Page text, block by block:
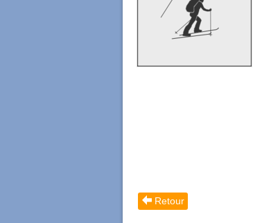
Retour